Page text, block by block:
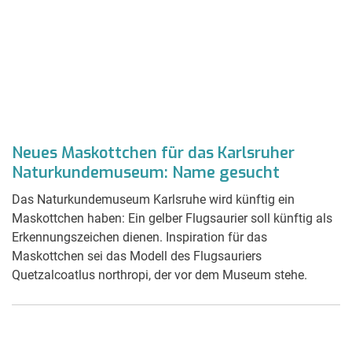
Neues Maskottchen für das Karlsruher
Naturkundemuseum: Name gesucht
Das Naturkundemuseum Karlsruhe wird künftig ein
Maskottchen haben: Ein gelber Flugsaurier soll künftig als
Erkennungszeichen dienen. Inspiration für das
Maskottchen sei das Modell des Flugsauriers
Quetzalcoatlus northropi, der vor dem Museum stehe.